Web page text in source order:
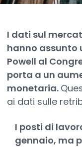
I dati sul
hanno assunto
Powell al
porta a un
monetaria.
ai dati sulle
I posti di
gennaio, ma